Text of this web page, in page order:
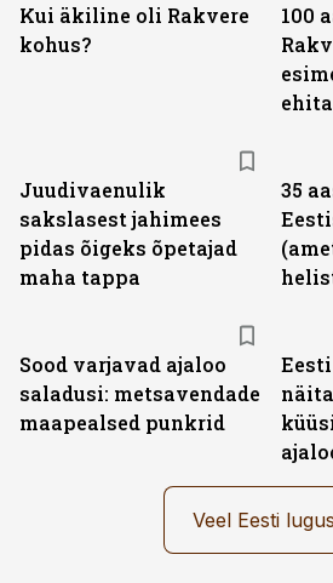
Kui äkiline oli Rakvere
kohus?
100
Juudivaenulik
sakslasest jahimees
pidas õigeks õpetajad
maha tappa
35
Sood varjavad ajaloo
saladusi: metsavendade
maapealsed punkrid
Veel Eesti